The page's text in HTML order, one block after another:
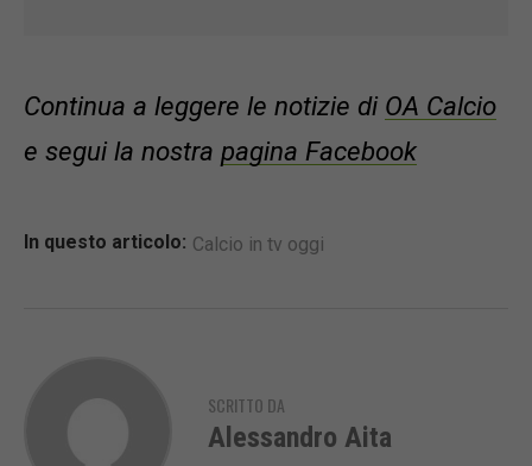
Continua a leggere le notizie di OA Calcio
e segui la nostra pagina Facebook
In questo articolo: Calcio in tv oggi
SCRITTO DA
Alessandro Aita